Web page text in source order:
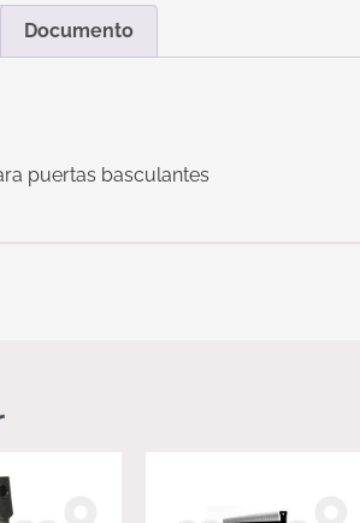
Documento
puertas basculantes